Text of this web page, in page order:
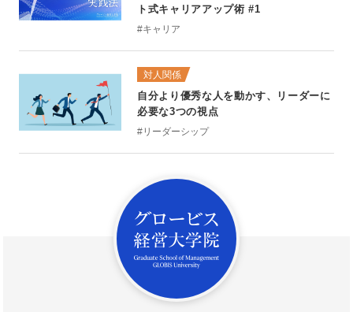
ト式キャリアアップ術 #1
#キャリア
対人関係
自分より優秀な人を動かす、リーダーに
必要な3つの視点
#リーダーシップ